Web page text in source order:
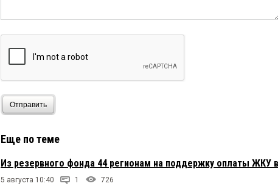
Отправить
Еще по теме
Из резервного фонда 44 регионам на поддержку оплаты ЖКУ
5 августа 10:40 1 726